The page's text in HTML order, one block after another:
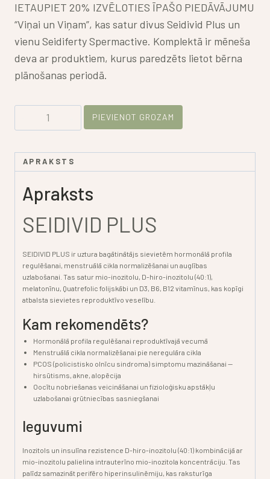
was:
80,35 €.
is:
64,28 €.
IETAUPIET 20% IZVĒLOTIES ĪPAŠO PIEDĀVĀJUMU
“Viņai un Viņam”, kas satur divus Seidivid Plus un
vienu Seidiferty Spermactive. Komplektā ir mēneša
deva ar produktiem, kurus paredzēts lietot bērna
plānošanas periodā.
Komplekts
Viņai
Viņam
PIEVIENOT GROZAM
APRAKSTS
Apraksts
SEIDIVID PLUS
SEIDIVID PLUS ir uztura bagātinātājs sievietēm hormonālā profila
regulēšanai, menstruālā cikla normalizēšanai un auglības
uzlabošanai. Tas satur mio-inozitolu, D-hiro-inozitolu (40:1),
melatonīnu, Quatrefolic folijskābi un D3, B6, B12 vitamīnus, kas kopīgi
atbalsta sievietes reproduktīvo veselību.
Kam rekomendēts?
Hormonālā profila regulēšanai reproduktīvajā vecumā
Menstruālā cikla normalizēšanai pie neregulāra cikla
PCOS (policistisko olnīcu sindroma) simptomu mazināšanai —
hirsūtisms, akne, alopēcija
Oocītu nobriešanas veicināšanai un fizioloģisku apstākļu
uzlabošanai grūtniecības sasniegšanai
Ieguvumi
Inozitols un insulīna rezistence D-hiro-inozitolu (40:1) kombinācijā ar
mio-inozitolu palielina intrauterīno mio-inozitola koncentrāciju. Tas
palīdz samazināt perifēro hiperinsulinēmiju, kas raksturīga